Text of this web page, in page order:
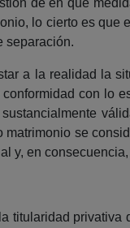
lo cierto es que
separación.
a la realidad la
con lo
matrimonio se
y, en
titularidad